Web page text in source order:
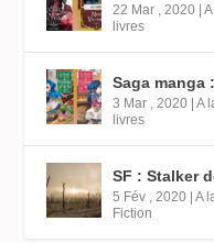
22 Mar , 2020 |
livres
Saga manga
3 Mar , 2020 |A
livres
SF : Stalker
5 Fév , 2020 |A
Fiction